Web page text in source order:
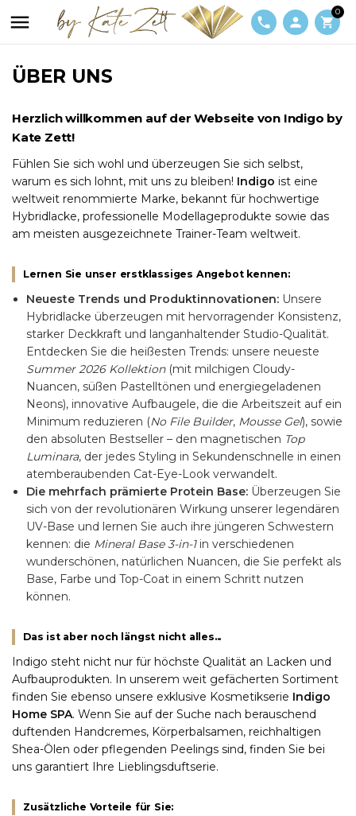
 phone person shopping_cart
0
ÜBER UNS
Herzlich willkommen auf der Webseite von Indigo by
Kate Zett!
Fühlen Sie sich wohl und überzeugen Sie sich selbst,
warum es sich lohnt, mit uns zu bleiben! Indigo ist eine
weltweit renommierte Marke, bekannt für hochwertige
Hybridlacke, professionelle Modellageprodukte sowie das
am meisten ausgezeichnete Trainer-Team weltweit.
Lernen Sie unser erstklassiges Angebot kennen:
Neueste Trends und Produktinnovationen: Unsere
Hybridlacke überzeugen mit hervorragender Konsistenz,
starker Deckkraft und langanhaltender Studio-Qualität.
Entdecken Sie die heißesten Trends: unsere neueste
Summer 2026 Kollektion(mit milchigen Cloudy-
Nuancen, süßen Pastelltönen und energiegeladenen
Neons), innovative Aufbaugele, die die Arbeitszeit auf ein
Minimum reduzieren (No File Builder, Mousse Gel), sowie
den absoluten Bestseller – den magnetischen Top
Luminara, der jedes Styling in Sekundenschnelle in einen
atemberaubenden Cat-Eye-Look verwandelt.
Die mehrfach prämierte Protein Base: Überzeugen Sie
sich von der revolutionären Wirkung unserer legendären
UV-Base und lernen Sie auch ihre jüngeren Schwestern
kennen: die Mineral Base 3-in-1in verschiedenen
wunderschönen, natürlichen Nuancen, die Sie perfekt als
Base, Farbe und Top-Coat in einem Schritt nutzen
können.
Das ist aber noch längst nicht alles...
Indigo steht nicht nur für höchste Qualität an Lacken und
Aufbauprodukten. In unserem weit gefächerten Sortiment
finden Sie ebenso unsere exklusive Kosmetikserie Indigo
Home SPA. Wenn Sie auf der Suche nach berauschend
duftenden Handcremes, Körperbalsamen, reichhaltigen
Shea-Ölen oder pflegenden Peelings sind, finden Sie bei
uns garantiert Ihre Lieblingsduftserie.
Zusätzliche Vorteile für Sie: